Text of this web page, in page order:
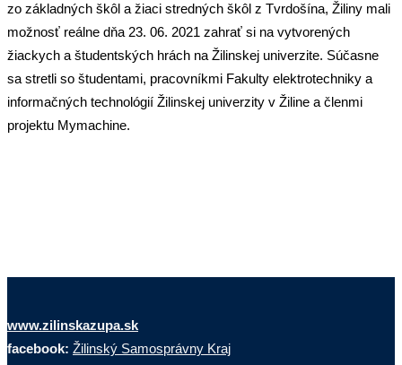
zo základných škôl a žiaci stredných škôl z Tvrdošína, Žiliny mali
možnosť reálne dňa 23. 06. 2021 zahrať si na vytvorených
žiackych a študentských hrách na Žilinskej univerzite. Súčasne
sa stretli so študentami, pracovníkmi Fakulty elektrotechniky a
informačných technológií Žilinskej univerzity v Žiline a členmi
projektu Mymachine.
www.zilinskazupa.sk
facebook: Žilinský Samosprávny Kraj